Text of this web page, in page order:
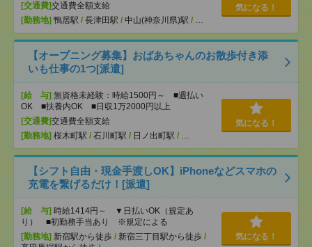
[交通費]交通費全額支給
[勤務地] 鴨居駅 / 長津田駅 / 中山(神奈川県)駅 / …
気になる！
【オープニング募集】おばあちゃんのお散歩付き添
いも仕事の1つ[派遣]
[給 与] 無資格未経験：時給1500円～ ■週払い
OK ■扶養内OK ■日収1万2000円以上
[交通費]交通費全額支給
[勤務地] 桜木町駅 / 石川町駅 / 日ノ出町駅 / …
気になる！
【シフト自由・現金手渡しOK】iPhoneなどスマホの
充電を繋げるだけ！[派遣]
[給 与] 時給1414円～ ▼日払いOK（規定あ
り） ■初勤務手当あり ※規定による
[勤務地] 新宿駅から徒歩 / 新宿三丁目駅から徒歩 /
気になる！